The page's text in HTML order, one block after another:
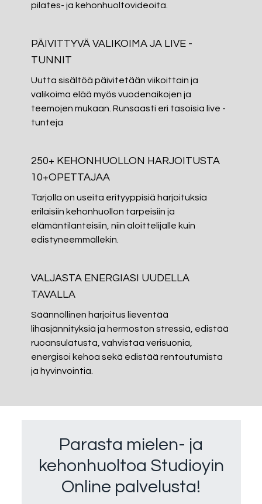
pilates- ja kehonhuoltovideoita.
PÄIVITTYVÄ VALIKOIMA JA LIVE -
TUNNIT
Uutta sisältöä päivitetään viikoittain ja
valikoima elää myös vuodenaikojen ja
teemojen mukaan. Runsaasti eri tasoisia live -
tunteja
250+ KEHONHUOLLON HARJOITUSTA
10+OPETTAJAA
Tarjolla on useita erityyppisiä harjoituksia
erilaisiin kehonhuollon tarpeisiin ja
elämäntilanteisiin, niin aloittelijalle kuin
edistyneemmällekin.
​​VALJASTA ENERGIASI UUDELLA
TAVALLA
Säännöllinen harjoitus lieventää
lihasjännityksiä ja hermoston stressiä, edistää
ruoansulatusta, vahvistaa verisuonia,
energisoi kehoa sekä edistää rentoutumista
ja hyvinvointia.
Parasta mielen- ja
kehonhuoltoa Studioyin
Online palvelusta!